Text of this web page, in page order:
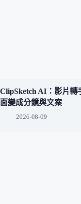
ClipSketch AI：影片轉
面變成分鏡與文案
2026-08-09